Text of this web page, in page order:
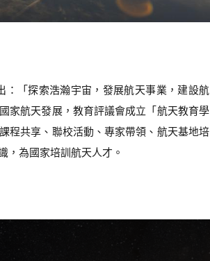
：「探索浩瀚宇宙，發展航天事業，建設航
家航天發展，教育評議會成立「航天教育學
程共享、聯校活動、專家帶領、航天基地培
，為國家培訓航天人才。